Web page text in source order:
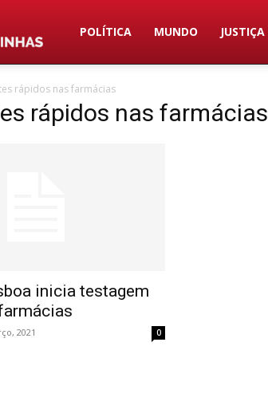
Duas
Linhas
POLÍTICA MUNDO JUSTIÇA
rápidos nas farmácias
rápidos nas farmácias
inicia testagem
2021 0